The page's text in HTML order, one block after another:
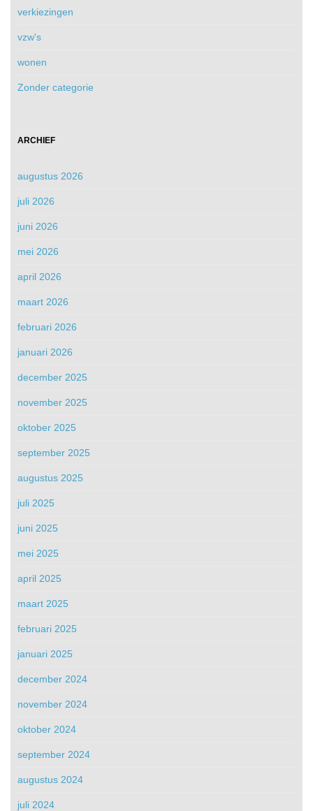
verkiezingen
vzw's
wonen
Zonder categorie
ARCHIEF
augustus 2026
juli 2026
juni 2026
mei 2026
april 2026
maart 2026
februari 2026
januari 2026
december 2025
november 2025
oktober 2025
september 2025
augustus 2025
juli 2025
juni 2025
mei 2025
april 2025
maart 2025
februari 2025
januari 2025
december 2024
november 2024
oktober 2024
september 2024
augustus 2024
juli 2024